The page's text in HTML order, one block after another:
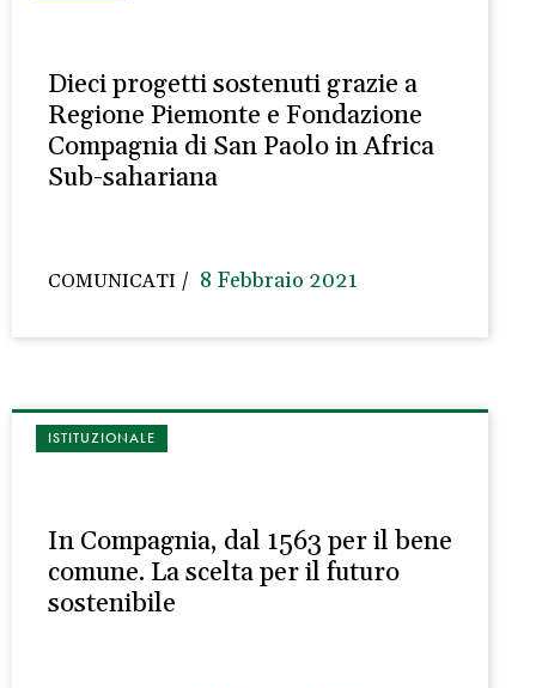
Dieci progetti sostenuti grazie a
Regione Piemonte e Fondazione
Compagnia di San Paolo in Africa
Sub-sahariana
COMUNICATI 8 Febbraio 2021
ISTITUZIONALE
In Compagnia, dal 1563 per il bene
comune. La scelta per il futuro
sostenibile